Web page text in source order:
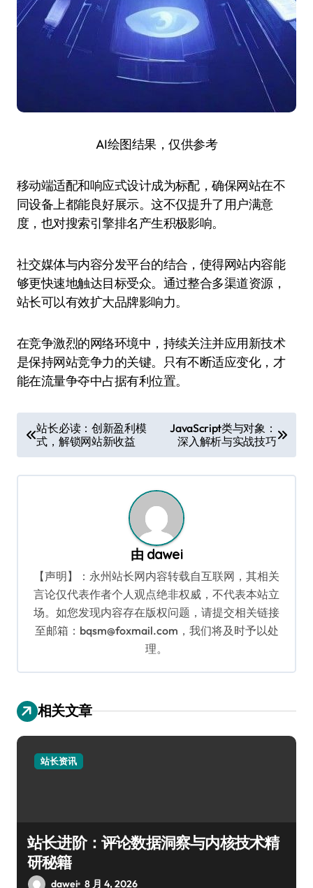
AI绘图结果，仅供参考
移动端适配和响应式设计成为标配，确保网站在不
同设备上都能良好展示。这不仅提升了用户满意
度，也对搜索引擎排名产生积极影响。
社交媒体与内容分发平台的结合，使得网站内容能
够更快速地触达目标受众。通过整合多渠道资源，
站长可以有效扩大品牌影响力。
在竞争激烈的网络环境中，持续关注并应用新技术
是保持网站竞争力的关键。只有不断适应变化，才
能在流量争夺中占据有利位置。
章
导
站长必读：创新盈利模
式，解锁网站新收益
JavaScript类与对象：
深入解析与实战技巧
由 dawei
【声明】：永州站长网内容转载自互联网，其相关
言论仅代表作者个人观点绝非权威，不代表本站立
场。如您发现内容存在版权问题，请提交相关链接
至邮箱：bqsm@foxmail.com，我们将及时予以处
理。
相关文章
站长资讯
站长进阶：评论数据洞察与内核技术精
研秘籍
dawei 8 月 4, 2026